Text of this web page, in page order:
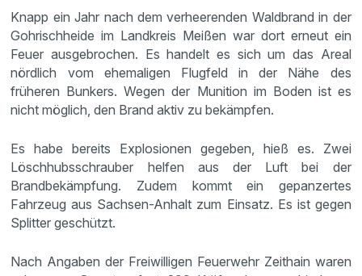
Knapp ein Jahr nach dem verheerenden Waldbrand in der
Gohrischheide im Landkreis Meißen war dort erneut ein
Feuer ausgebrochen. Es handelt es sich um das Areal
nördlich vom ehemaligen Flugfeld in der Nähe des
früheren Bunkers. Wegen der Munition im Boden ist es
nicht möglich, den Brand aktiv zu bekämpfen.
Es habe bereits Explosionen gegeben, hieß es. Zwei
Löschhubsschrauber helfen aus der Luft bei der
Brandbekämpfung. Zudem kommt ein gepanzertes
Fahrzeug aus Sachsen-Anhalt zum Einsatz. Es ist gegen
Splitter geschützt.
Nach Angaben der Freiwilligen Feuerwehr Zeithain waren